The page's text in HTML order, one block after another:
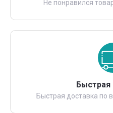
Не понравился
Быстрая
Быстрая доставка по